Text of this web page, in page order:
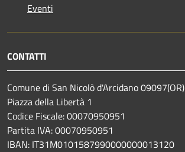
Eventi
CONTATTI
Comune di San Nicolò d'Arcidano 09097(OR)
Piazza della Libertà 1
Codice Fiscale: 00070950951
Partita IVA: 00070950951
IBAN: IT31M0101587990000000013120